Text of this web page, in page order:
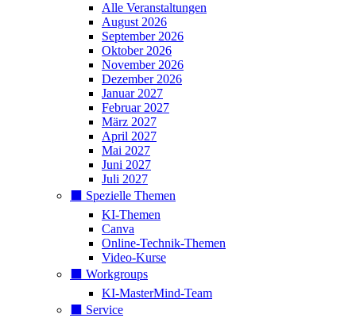
Alle Veranstaltungen
August 2026
September 2026
Oktober 2026
November 2026
Dezember 2026
Januar 2027
Februar 2027
März 2027
April 2027
Mai 2027
Juni 2027
Juli 2027
⬛️ Spezielle Themen
KI-Themen
Canva
Online-Technik-Themen
Video-Kurse
⬛️ Workgroups
KI-MasterMind-Team
⬛️ Service